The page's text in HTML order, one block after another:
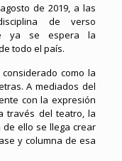
de 2019, a las
de verso
ya se espera la
todo el país.
como la
A mediados del
con la expresión
través del teatro, la
de ello se llega crear
y columna de esa